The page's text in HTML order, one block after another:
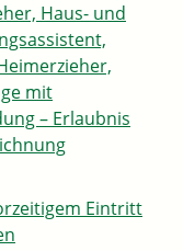
Haus- und
mit
– Erlaubnis
Eintritt